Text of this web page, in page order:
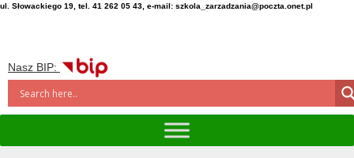
ul. Słowackiego 19, tel. 41 262 05 43, e-mail: szkola_zarzadzania@poczta.onet.pl
Nasz BIP: